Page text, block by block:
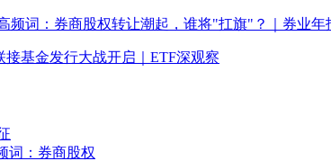
频词：券商股权转让潮起，谁将"扛旗"？｜券业年
接基金发行大战开启｜ETF深观察
词：券商股权